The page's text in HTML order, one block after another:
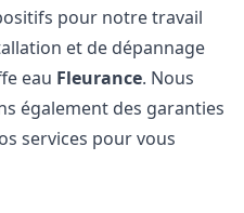
pour notre travail
et de dépannage
eau Fleurance. Nous
également des garanties
services pour vous